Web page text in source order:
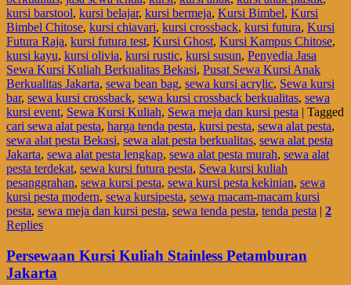
kursi barstool, kursi belajar, kursi bermeja, Kursi Bimbel, Kursi
Bimbel Chitose, kursi chiavari, kursi crossback, kursi futura, Kursi
Futura Raja, kursi futura test, Kursi Ghost, Kursi Kampus Chitose,
kursi kayu, kursi olivia, kursi rustic, kursi susun, Penyedia Jasa
Sewa Kursi Kuliah Berkualitas Bekasi, Pusat Sewa Kursi Anak
Berkualitas Jakarta, sewa bean bag, sewa kursi acrylic, Sewa kursi
bar, sewa kursi crossback, sewa kursi crossback berkualitas, sewa
kursi event, Sewa Kursi Kuliah, Sewa meja dan kursi pesta | Tagged
cari sewa alat pesta, harga tenda pesta, kursi pesta, sewa alat pesta,
sewa alat pesta Bekasi, sewa alat pesta berkualitas, sewa alat pesta
Jakarta, sewa alat pesta lengkap, sewa alat pesta murah, sewa alat
pesta terdekat, sewa kursi futura pesta, Sewa kursi kuliah
pesanggrahan, sewa kursi pesta, sewa kursi pesta kekinian, sewa
kursi pesta modern, sewa kursipesta, sewa macam-macam kursi
pesta, sewa meja dan kursi pesta, sewa tenda pesta, tenda pesta | 2
Replies
Persewaan Kursi Kuliah Stainless Petamburan
Jakarta